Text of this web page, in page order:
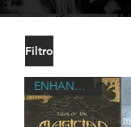
Filtro
ENHANCED EDITION / RARIDADES